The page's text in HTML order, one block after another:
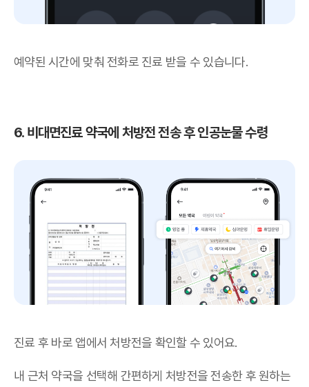
예약된 시간에 맞춰 전화로 진료 받을 수 있습니다.
6. 비대면진료 약국에 처방전 전송 후 인공눈물 수령
진료 후 바로 앱에서 처방전을 확인할 수 있어요.
내 근처 약국을 선택해 간편하게 처방전을 전송한 후 원하는